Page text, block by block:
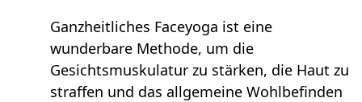
Ganzheitliches Faceyoga ist eine
wunderbare Methode, um die
Gesichtsmuskulatur zu stärken, die Haut zu
straffen und das allgemeine Wohlbefinden